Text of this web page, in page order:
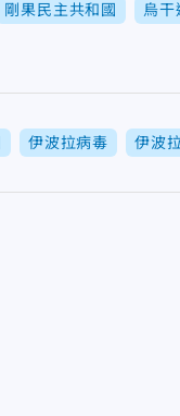
剛果民主共和國 烏干
伊波拉病毒 伊波